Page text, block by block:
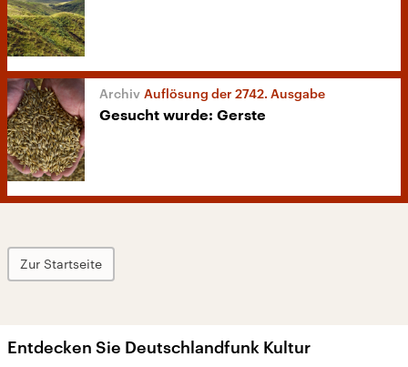
Auflösung der 2742. Ausgabe
Gesucht wurde: Gerste
Zur Startseite
Entdecken Sie Deutschlandfunk Kultur